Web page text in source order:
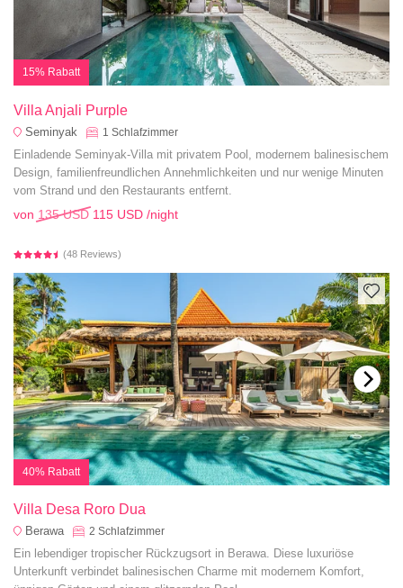
15% Rabatt
Villa Anjali Purple
Seminyak 1 Schlafzimmer
Einladende Seminyak-Villa mit privatem Pool, modernem balinesischem
Design, familienfreundlichen Annehmlichkeiten und nur wenige Minuten
vom Strand und den Restaurants entfernt.
von 135 USD 115 USD /night
(48 Reviews)
40% Rabatt
Villa Desa Roro Dua
Berawa 2 Schlafzimmer
Ein lebendiger tropischer Rückzugsort in Berawa. Diese luxuriöse
Unterkunft verbindet balinesischen Charme mit modernem Komfort,